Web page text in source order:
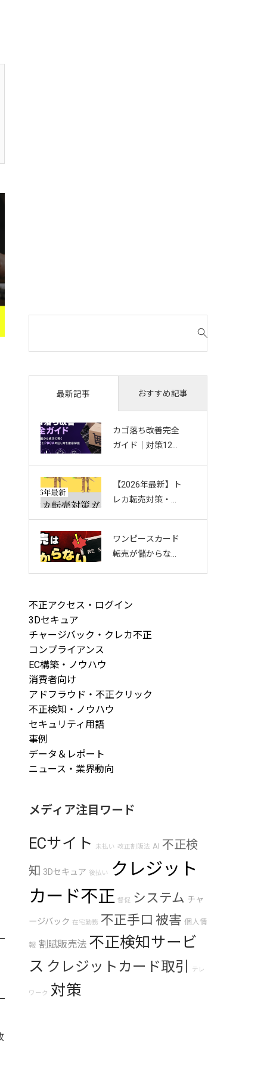
対
最新記事 おすすめ記事
カゴ落ち改善完全
ガイド｜対策12選
回し方を徹底解説
【2026年最新】ト
レカ転売対策・完
法と最新手口まと
め
ワンピースカード
転売が儲からない
不正アクセス・ログイン
3Dセキュア
チャージバック・クレカ不正
コンプライアンス
EC構築・ノウハウ
消費者向け
アドフラウド・不正クリック
不正検知・ノウハウ
セキュリティ用語
事例
データ＆レポート
ニュース・業界動向
メディア注目ワード
ECサイト 未払い 改正割販法 AI 不正検
知 3Dセキュア 後払い
クレジット
カード不正 督促 システム チャ
ージバック 在宅勤務 不正手口 被害 個人情
報 割賦販売法 不正検知サービ
ス クレジットカード取引 テレ
ワーク 対策